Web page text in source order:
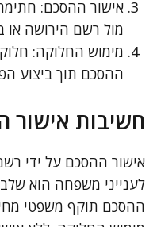
אישור ההסכם:
מול רשם הירושה
מימוש החלוקה:
ההסכם תוך ביצוע
חשיבות אישור
אישור ההסכם על ידי
לענייני משפחה הוא
ההסכם תוקף משפטי